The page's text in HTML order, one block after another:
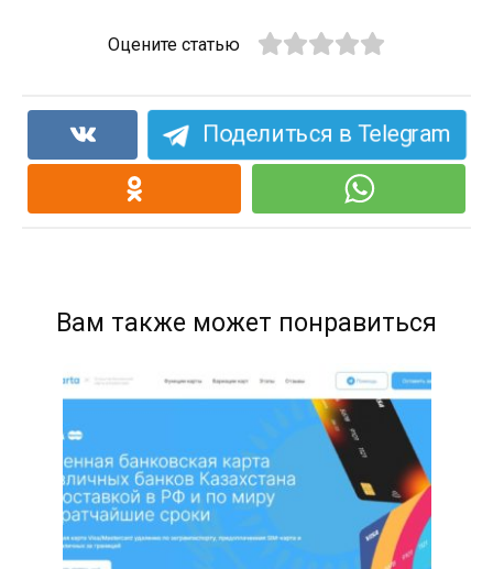
Оцените статью
Поделиться в Telegram
Вам также может понравиться